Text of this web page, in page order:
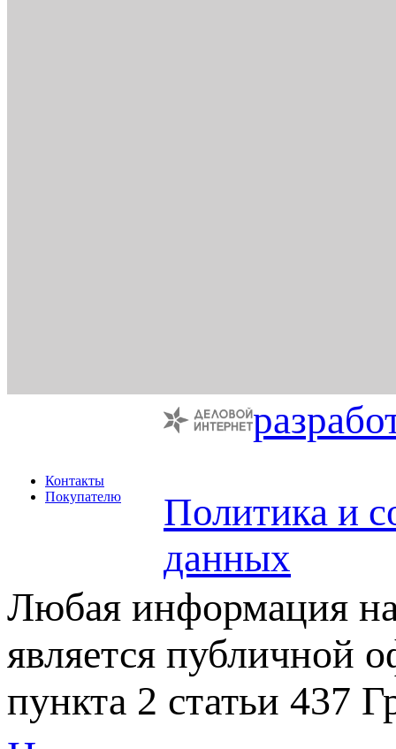
Контакты
Покупателю
Политика и
данных
Любая информация на
является публичной
пункта 2 статьи 437